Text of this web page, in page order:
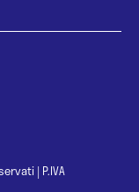
BioRep
| P.IVA